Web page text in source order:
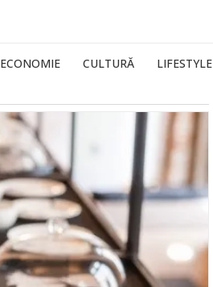
ECONOMIE CULTURĂ LIFESTYLE